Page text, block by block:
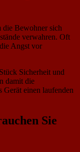
die Bewohner sich
verwahren. Oft
Angst vor
Sicherheit und
damit die
einen laufenden
Sie